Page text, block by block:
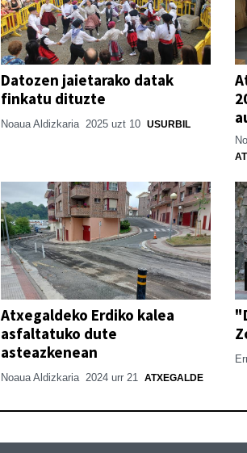
Datozen jaietarako datak
finkatu dituzte
Noaua Aldizkaria 2025 uzt 10 USURBIL
Atxegaldeko Erdiko kalea
asfaltatuko dute
asteazkenean
Noaua Aldizkaria 2024 urr 21 ATXEGALDE